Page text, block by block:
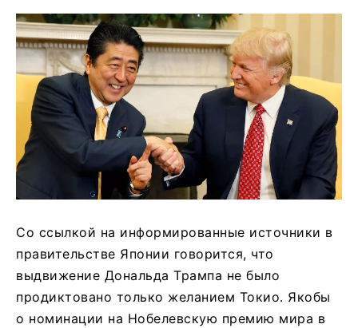
Со ссылкой на информированные источники в
правительстве Японии говорится, что
выдвижение Дональда Трампа не было
продиктовано только желанием Токио. Якобы
о номинации на Нобелевскую премию мира в